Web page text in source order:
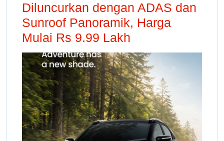
Diluncurkan dengan ADAS dan
Sunroof Panoramik, Harga
Mulai Rs 9.99 Lakh